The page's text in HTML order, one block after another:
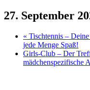
27. September
« Tischtennis –
jede Menge Spaß!
Girls-Club – Der
mädchenspezifische